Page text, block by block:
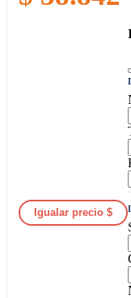
Igualar precio $